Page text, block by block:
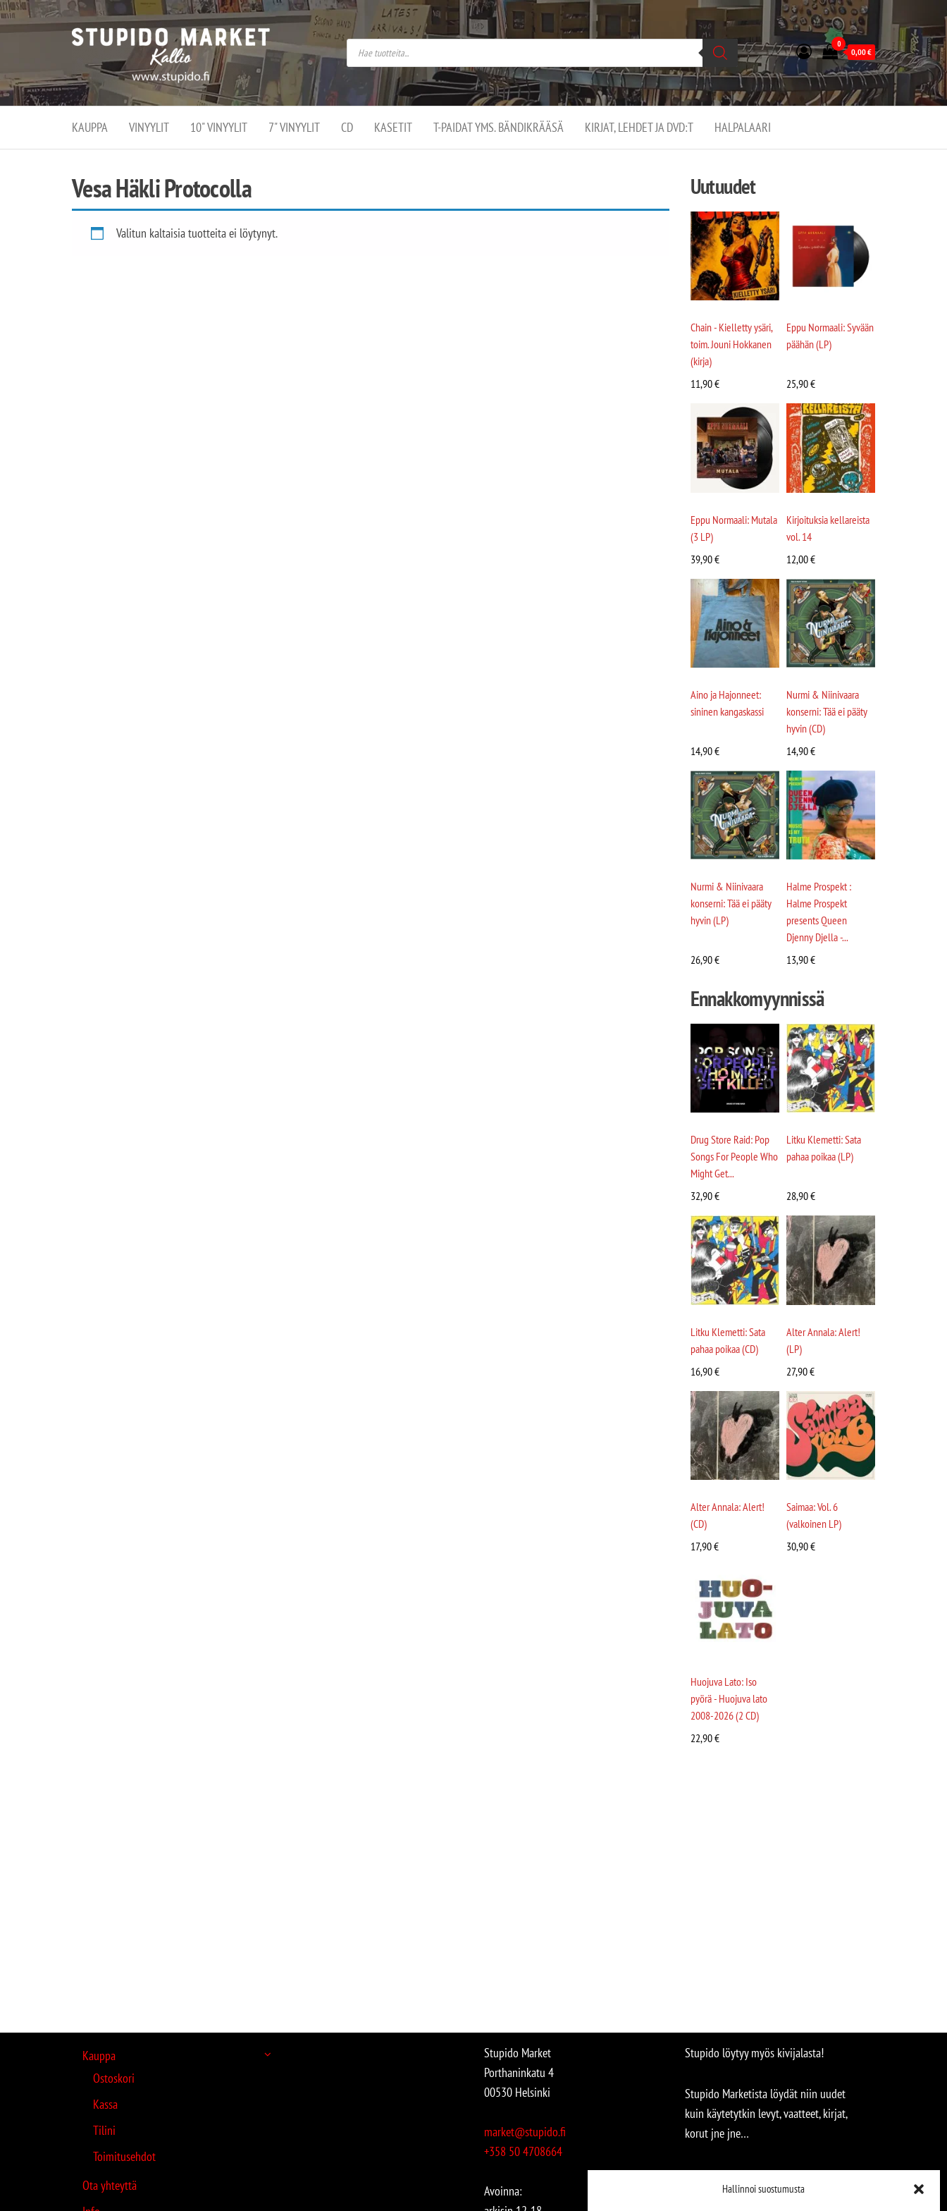
Hallinnoi suostumusta
Stupido
Market –
verkossa
ja
kivijalassa
Stupido Market on
vaihtoehtomusaan
erikoistunut
verkko- sekä
kivijalkakauppa
Helsingissä
Kallion
0
0,00€
KAUPPA VINYYLIT 10" VINYYLIT 7" VINYYLIT CD KASETIT T-PAIDAT YMS. BÄNDIKRÄÄSÄ KIRJAT, LEHDET JA DVD:T HALPALAARI
Vesa Häkli Protocolla
Valitun kaltaisia tuotteita ei löytynyt.
Uutuudet
Chain - Kielletty ysäri,
toim. Jouni Hokkanen
(kirja)
11,90€
Eppu Normaali: Syvään
päähän (LP)
25,90€
Eppu Normaali: Mutala
(3 LP)
39,90€
Kirjoituksia kellareista
vol. 14
12,00€
Aino ja Hajonneet:
sininen kangaskassi
14,90€
Nurmi & Niinivaara
konserni: Tää ei pääty
hyvin (CD)
14,90€
Nurmi & Niinivaara
konserni: Tää ei pääty
hyvin (LP)
26,90€
Halme Prospekt :
Halme Prospekt
presents Queen
Djenny Djella -...
13,90€
Ennakkomyynnissä
Drug Store Raid: Pop
Songs For People Who
Might Get...
32,90€
Litku Klemetti: Sata
pahaa poikaa (LP)
28,90€
Litku Klemetti: Sata
pahaa poikaa (CD)
16,90€
Alter Annala: Alert!
(LP)
27,90€
Alter Annala: Alert!
(CD)
17,90€
Saimaa: Vol. 6
(valkoinen LP)
30,90€
Huojuva Lato: Iso
pyörä - Huojuva lato
2008-2026 (2 CD)
22,90€
Kauppa
Ostoskori
Kassa
Tilini
Toimitusehdot
Ota yhteyttä
Stupido Market
Porthaninkatu 4
00530 Helsinki
market@stupido.fi
+358 50 4708664
Avoinna:
Stupido löytyy myös kivijalasta!
Stupido Marketista löydät niin uudet
kuin käytetytkin levyt, vaatteet, kirjat,
korut jne jne…